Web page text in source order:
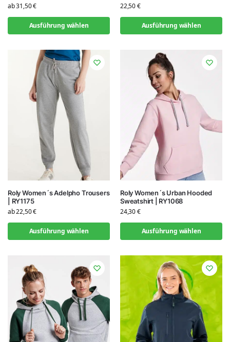
ab31,50€
Ausführung wählen
22,50€
Ausführung wählen
Roly Women´s Adelpho Trousers
| RY1175
ab22,50€
Ausführung wählen
Roly Women´s Urban Hooded
Sweatshirt | RY1068
24,30€
Ausführung wählen